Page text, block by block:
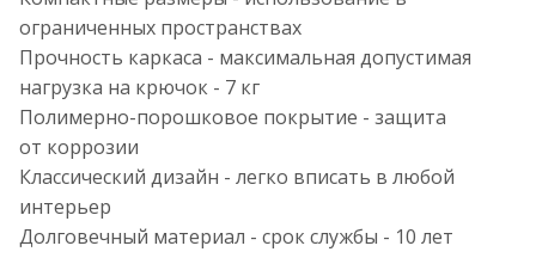
ограниченных пространствах
Прочность каркаса - максимальная допустимая
нагрузка на крючок - 7 кг
Полимерно-порошковое покрытие - защита
от коррозии
Классический дизайн - легко вписать в любой
интерьер
Долговечный материал - срок службы - 10 лет